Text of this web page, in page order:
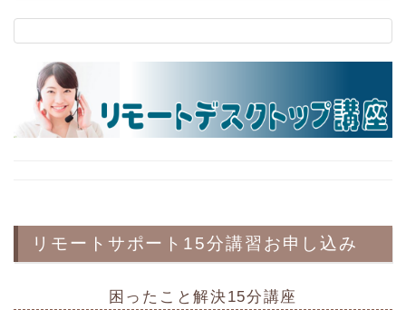
リモートサポート15分講習お申し込み
困ったこと解決15分講座